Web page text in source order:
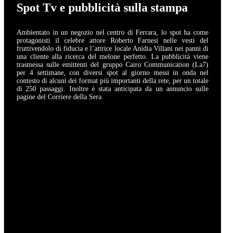
Spot Tv e pubblicità sulla stampa
Ambientato in un negozio nel centro di Ferrara, lo spot ha come
protagonisti il celebre attore Roberto Farnesi nelle vesti del
fruttivendolo di fiducia e l’attrice locale Anidia Villani nei panni di
una cliente alla ricerca del melone perfetto. La pubblicità viene
trasmessa sulle emittenti del gruppo Cairo Communication (La7)
per 4 settimane, con diversi spot al giorno messi in onda nel
contesto di alcuni dei format più importanti della rete, per un totale
di 250 passaggi. Inoltre è stata anticipata da un annuncio sulle
pagine del Corriere della Sera.